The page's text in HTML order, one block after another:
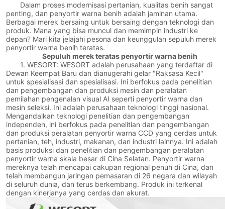
Dalam proses modernisasi pertanian, kualitas benih sangat
penting, dan penyortir warna benih adalah jaminan utama.
Berbagai merek bersaing untuk bersaing dengan teknologi dan
produk. Mana yang bisa muncul dan memimpin industri ke
depan? Mari kita jelajahi pesona dan keunggulan sepuluh merek
penyortir warna benih teratas.
Sepuluh merek teratas penyortir warna benih
1. WESORT: WESORT adalah perusahaan yang terdaftar di
Dewan Keempat Baru dan dianugerahi gelar "Raksasa Kecil"
untuk spesialisasi dan spesialisasi. Ini berfokus pada penelitian
dan pengembangan dan produksi mesin dan peralatan
pemilahan pengenalan visual AI seperti penyortir warna dan
mesin seleksi. Ini adalah perusahaan teknologi tinggi nasional.
Mengandalkan teknologi penelitian dan pengembangan
independen, ini berfokus pada penelitian dan pengembangan
dan produksi peralatan penyortir warna CCD yang cerdas untuk
pertanian, teh, industri, makanan, dan industri lainnya. Ini adalah
basis produksi dan penelitian dan pengembangan peralatan
penyortir warna skala besar di Cina Selatan. Penyortir warna
mereknya telah mencapai cakupan regional penuh di Cina, dan
telah membangun jaringan pemasaran di 26 negara dan wilayah
di seluruh dunia, dan terus berkembang. Produk ini terkenal
dengan kinerjanya yang cerdas dan akurat.